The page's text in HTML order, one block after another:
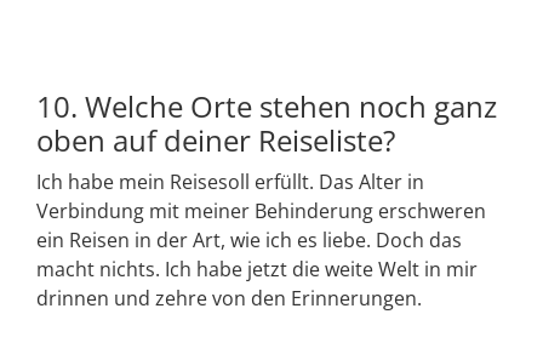
10. Welche Orte stehen noch ganz
oben auf deiner Reiseliste?
Ich habe mein Reisesoll erfüllt. Das Alter in
Verbindung mit meiner Behinderung erschweren
ein Reisen in der Art, wie ich es liebe. Doch das
macht nichts. Ich habe jetzt die weite Welt in mir
drinnen und zehre von den Erinnerungen.